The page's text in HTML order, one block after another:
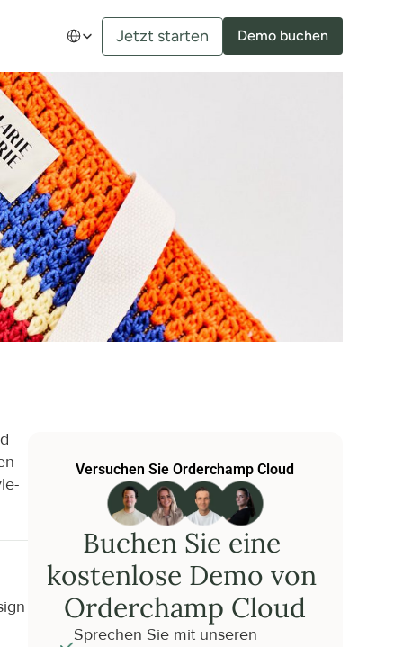
Select Language
Jetzt starten Demo buchen
Versuchen Sie Orderchamp Cloud
Buchen Sie eine
kostenlose Demo von
Orderchamp Cloud
Sprechen Sie mit unseren